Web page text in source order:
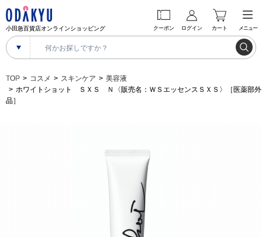
小田急百貨店オンラインショッピング クーポン ログイン カート メニュー
TOP コスメ スキンケア
美容液
ホワイトショット ＳＸＳ Ｎ〈販売名：ＷＳエッセンスＳＸＳ〉［医薬部外
品］